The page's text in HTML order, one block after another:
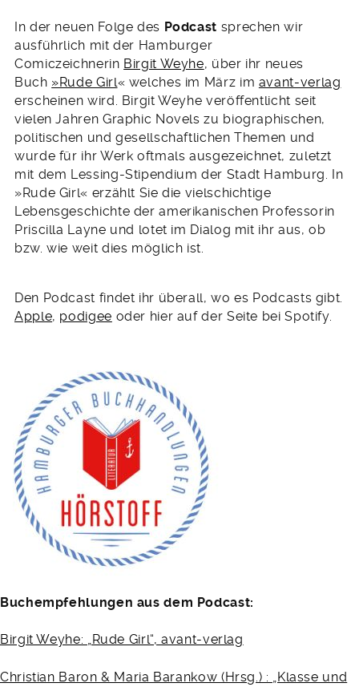
In der neuen Folge des Podcast sprechen wir
ausführlich mit der Hamburger
Comiczeichnerin Birgit Weyhe, über ihr neues
Buch »Rude Girl« welches im März im avant-verlag
erscheinen wird. Birgit Weyhe veröffentlicht seit
vielen Jahren Graphic Novels zu biographischen,
politischen und gesellschaftlichen Themen und
wurde für ihr Werk oftmals ausgezeichnet, zuletzt
mit dem Lessing-Stipendium der Stadt Hamburg. In
»Rude Girl« erzählt Sie die vielschichtige
Lebensgeschichte der amerikanischen Professorin
Priscilla Layne und lotet im Dialog mit ihr aus, ob
bzw. wie weit dies möglich ist.
Den Podcast findet ihr überall, wo es Podcasts gibt.
Apple, podigee oder hier auf der Seite bei Spotify.
Buchempfehlungen aus dem Podcast:
Birgit Weyhe: „Rude Girl“, avant-verlag
Christian Baron & Maria Barankow (Hrsg.) : „Klasse und